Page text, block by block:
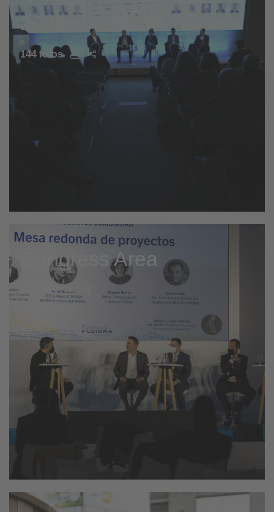
2022
144 fotos
Congress Area
80 fotos